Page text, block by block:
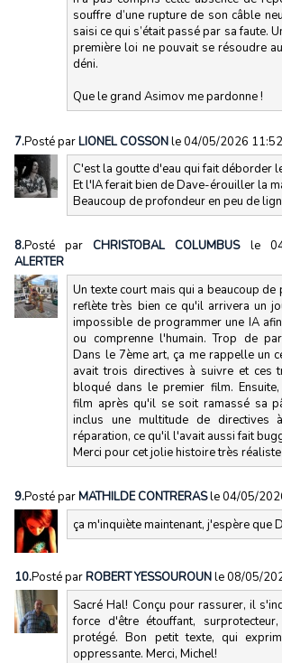
souffre d’une rupture de son câble
saisi ce qui s’était passé par sa faute.
première loi ne pouvait se résoudre
déni.
Que le grand Asimov me pardonne !
7.Posté parLIONEL COSSONle 04/05/2026 11:52
C'est la goutte d'eau qui fait déborder
Et l'IA ferait bien de Dave-érouiller la
Beaucoup de profondeur en peu de
8.Posté parCHRISTOBAL COLUMBUS le
ALERTER
Un texte court mais qui a beaucoup de
reflète très bien ce qu'il arrivera un
impossible de programmer une IA
ou comprenne l'humain. Trop de
Dans le 7ème art, ça me rappelle un
avait trois directives à suivre et ces
bloqué dans le premier film.
film après qu'il se soit ramassé sa
inclus une multitude de directives
réparation, ce qu'il l'avait aussi fait
Merci pour cet jolie histoire très réaliste
9.Posté parMATHILDE CONTRERASle 04/05/
ça m'inquiète maintenant, j'espère que
10.Posté parROBERT YESSOUROUNle 08/05/
Sacré Hal! Conçu pour rassurer, il
force d'être étouffant,
protégé. Bon petit texte, qui
oppressante. Merci, Michel!